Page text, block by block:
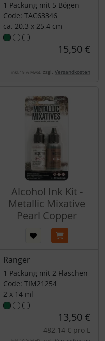
1 Packung mit 5 Bögen
Code: TAC63346
ca. 20,3 x 25,4 cm
15,50 €
inkl. 19 % MwSt. zzgl. Versandkosten
Alcohol Ink Kit -
Metallic Mixative
Pearl Copper
Ranger
1 Packung mit 2 Flaschen
Code: TIM21254
2 x 14 ml
13,50 €
482,14 € pro L